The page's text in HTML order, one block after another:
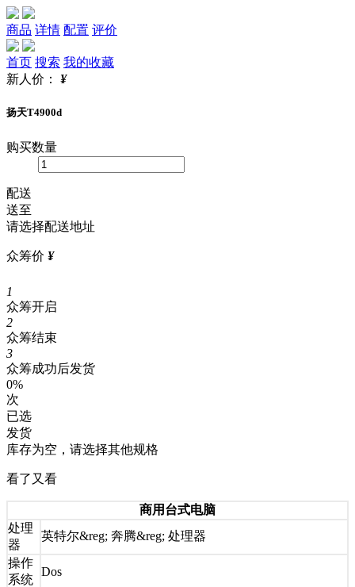
商品 详情 配置 评价
首页 搜索 我的收藏
新人价：
¥
扬天T4900d
购买数量
配送
送至
请选择配送地址
众筹价 ¥
1
众筹开启
2
众筹结束
3
众筹成功后发货
0%
次
已选
发货
库存为空，请选择其他规格
看了又看
商用台式电脑
处理
器
英特尔&reg; 奔腾&reg; 处理器
操作
系统
Dos